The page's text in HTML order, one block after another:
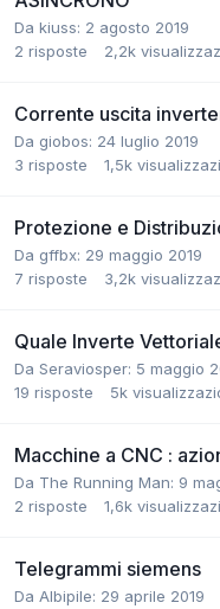
Da kiuss: 2 agosto 2019
2 risposte 2,2k
Corrente uscita
Da giobos: 24 luglio 2019
3 risposte 1,5k
Protezione e
Da gffbx: 29 maggio 2019
7 risposte 3,2k
Quale Inverte
Da Seraviosper: 5 maggio
19 risposte 5k
Macchine a CNC :
Da The Running Man: 9
2 risposte 1,6k
Telegrammi siemens
Da Albipile: 29 aprile 2019